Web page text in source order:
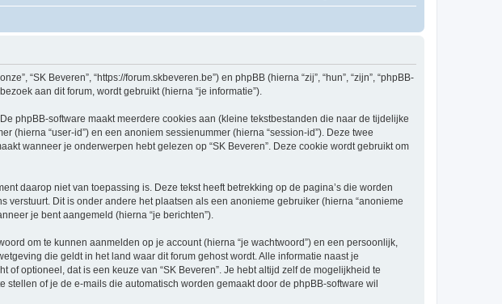
“SK Beveren”, “https://forum.skbeveren.be”) en phpBB (hierna “zij”, “hun”, “zijn”, “phpBB-
aan dit forum, wordt gebruikt (hierna “je informatie”).
phpBB-software maakt meerdere cookies aan (kleine tekstbestanden die naar de tijdelijke
“user-id”) en een anoniem sessienummer (hierna “session-id”). Deze twee
wanneer je onderwerpen hebt gelezen op “SK Beveren”. Deze cookie wordt gebruikt om
daarop niet van toepassing is. Deze tekst heeft betrekking op de pagina’s die worden
Dit is onder andere het plaatsen als een anonieme gebruiker (hierna “anonieme
je bent aangemeld (hierna “je berichten”).
om te kunnen aanmelden op je account (hierna “je wachtwoord”) en een persoonlijk,
die geldt in het land waar dit forum gehost wordt. Alle informatie naast je
optioneel, dat is een keuze van “SK Beveren”. Je hebt altijd zelf de mogelijkheid te
of je de e-mails die automatisch worden gemaakt door de phpBB-software wil